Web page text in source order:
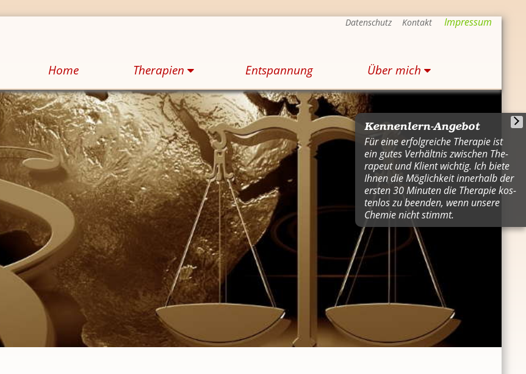
Da­ten­schutz Kon­takt Im­pres­sum
Home The­ra­pi­en Ent­span­nung Über mich
Ken­nen­lern-An­ge­bot
Für eine er­folg­rei­che The­ra­pie ist
ein gutes Ver­hält­nis zwi­schen The­
ra­peut und Kli­ent wich­tig. Ich biete
Ihnen die Mög­lich­keit in­ner­halb der
ers­ten 30 Mi­nu­ten die The­ra­pie kos­
ten­los zu be­en­den, wenn un­se­re
Che­mie nicht stimmt.